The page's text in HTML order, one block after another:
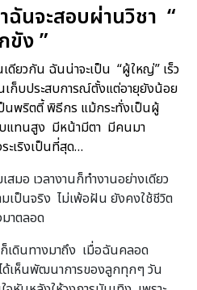
ฉันจะสอบผ่านวิชา “
ขัง ”
ดียวกัน ฉันน่าจะเป็น “ผู้ใหญ่” เร็ว
นเก็บประสบการณ์ตั้งแต่อายุยังน้อย
ป็นพริตตี้ พิธีกร แม้กระทั่งเป็นผู้
บแทนสูง มีหน้ามีตา มีคนมา
ะเริงเป็นที่สุด…
มอ เวลางานก็ทำงานอย่างเดียว
เป็นจริง ไม่เพ้อฝัน ยังคงใช้ชีวิต
าตลอด
เดินทางมาถึง เมื่อฉันคลอด
ด้เห็นพัฒนาการของลูกทุกๆ วัน